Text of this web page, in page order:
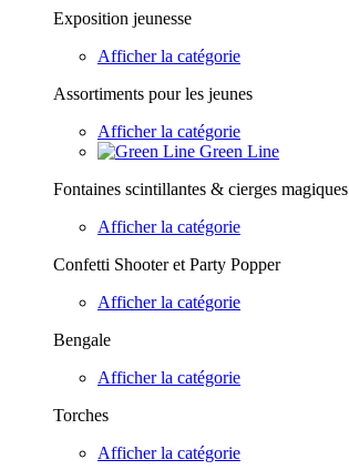
Exposition jeunesse
Afficher la catégorie
Assortiments pour les jeunes
Afficher la catégorie
Green Line
Fontaines scintillantes & cierges magiques
Afficher la catégorie
Confetti Shooter et Party Popper
Afficher la catégorie
Bengale
Afficher la catégorie
Torches
Afficher la catégorie